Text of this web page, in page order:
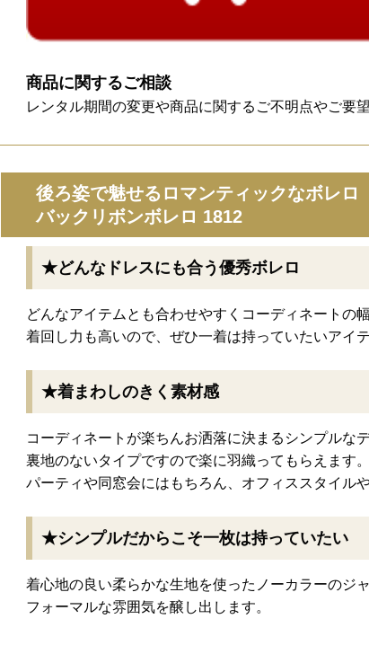
商品に関するご相談
レンタル期間の変更や商品に関するご不明点やご要
後ろ姿で魅せるロマンティックなボレロ
バックリボンボレロ 1812
★どんなドレスにも合う優秀ボレロ
どんなアイテムとも合わせやすくコーディネートの幅
着回し力も高いので、ぜひ一着は持っていたいアイ
★着まわしのきく素材感
コーディネートが楽ちんお洒落に決まるシンプルなデ
裏地のないタイプですので楽に羽織ってもらえます。
パーティや同窓会にはもちろん、オフィススタイル
★シンプルだからこそ一枚は持っていたい
着心地の良い柔らかな生地を使ったノーカラーのジ
フォーマルな雰囲気を醸し出します。